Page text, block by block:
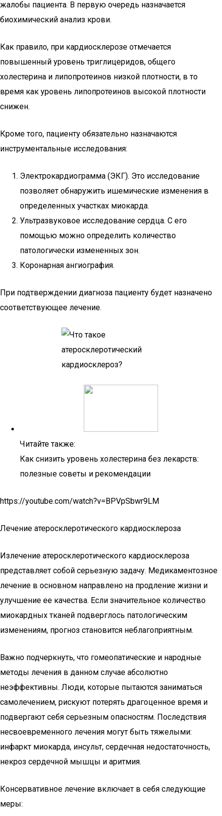
жалобы пациента. В первую очередь назначается
биохимический анализ крови.
Как правило, при кардиосклерозе отмечается
повышенный уровень триглицеридов, общего
холестерина и липопротеинов низкой плотности, в то
время как уровень липопротеинов высокой плотности
снижен.
Кроме того, пациенту обязательно назначаются
инструментальные исследования:
Электрокардиограмма (ЭКГ). Это исследование
позволяет обнаружить ишемические изменения в
определенных участках миокарда.
Ультразвуковое исследование сердца. С его
помощью можно определить количество
патологически измененных зон.
Коронарная ангиография.
При подтверждении диагноза пациенту будет назначено
соответствующее лечение.
Читайте также:
Как снизить уровень холестерина без лекарств:
полезные советы и рекомендации
https://youtube.com/watch?v=BPVpSbwr9LM
Лечение атеросклеротического кардиосклероза
Излечение атеросклеротического кардиосклероза
представляет собой серьезную задачу. Медикаментозное
лечение в основном направлено на продление жизни и
улучшение ее качества. Если значительное количество
миокардных тканей подверглось патологическим
изменениям, прогноз становится неблагоприятным.
Важно подчеркнуть, что гомеопатические и народные
методы лечения в данном случае абсолютно
неэффективны. Люди, которые пытаются заниматься
самолечением, рискуют потерять драгоценное время и
подвергают себя серьезным опасностям. Последствия
несвоевременного лечения могут быть тяжелыми:
инфаркт миокарда, инсульт, сердечная недостаточность,
некроз сердечной мышцы и аритмия.
Консервативное лечение включает в себя следующие
меры: